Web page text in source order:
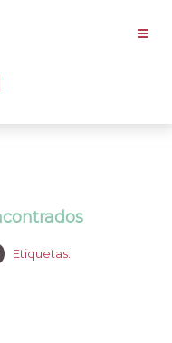
Etiquetas: